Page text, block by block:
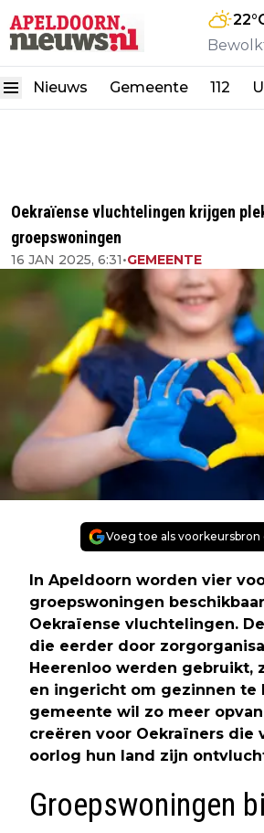
22
Nieuws Gemeente 112
Oekraïense vluchtelingen krijgen
groepswoningen
16 JAN 2025, 6:31•GEMEENTE
Voeg toe als voorkeursbron
In Apeldoorn worden vier
groepswoningen
Oekraïense vluchtelingen.
die eerder door
Heerenloo werden gebruikt,
en ingericht om gezinnen te
gemeente wil zo meer
creëren voor Oekraïners die
oorlog hun land zijn
Groepswoningen